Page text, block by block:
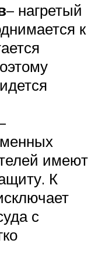
– нагретый
к
имеют
К
с